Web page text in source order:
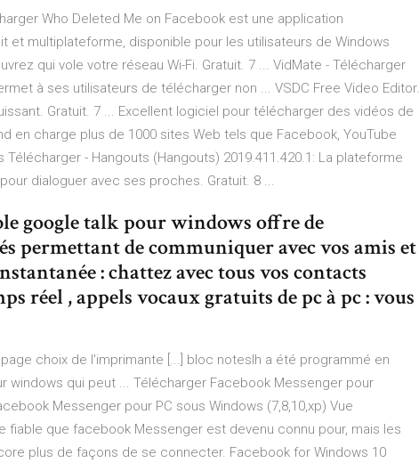
Who Deleted Me on Facebook est une application
et multiplateforme, disponible pour les utilisateurs de Windows
qui vole votre réseau Wi-Fi. Gratuit. 7 ... VidMate - Télécharger
à ses utilisateurs de télécharger non ... VSDC Free Video Editor.
Gratuit. 7 ... Excellent logiciel pour télécharger des vidéos de
en charge plus de 1000 sites Web tels que Facebook, YouTube
- Hangouts (Hangouts) 2019.411.420.1: La plateforme
dialoguer avec ses proches. Gratuit. 8 ...
google talk pour windows offre de
permettant de communiquer avec vos amis et
: chattez avec tous vos contacts
réel , appels vocaux gratuits de pc à pc : vous
choix de l'imprimante [...] bloc noteslh a été programmé en
windows qui peut ... Télécharger Facebook Messenger pour
Messenger pour PC sous Windows (7,8,10,xp) Vue
fiable que facebook Messenger est devenu connu pour, mais les
plus de façons de se connecter. Facebook for Windows 10